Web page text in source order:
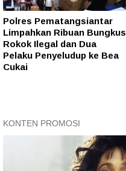
Polres Pematangsiantar
Limpahkan Ribuan Bungkus
Rokok Ilegal dan Dua
Pelaku Penyeludup ke Bea
Cukai